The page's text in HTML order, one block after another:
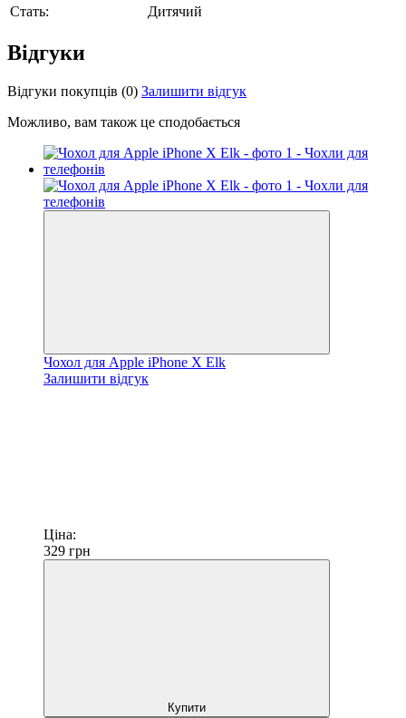
Стать:
Дитячий
Відгуки
Відгуки покупців (0) Залишити відгук
Можливо, вам також це сподобається
Чохол для Apple iPhone X Elk
Залишити відгук
Ціна:
329 грн
Купити